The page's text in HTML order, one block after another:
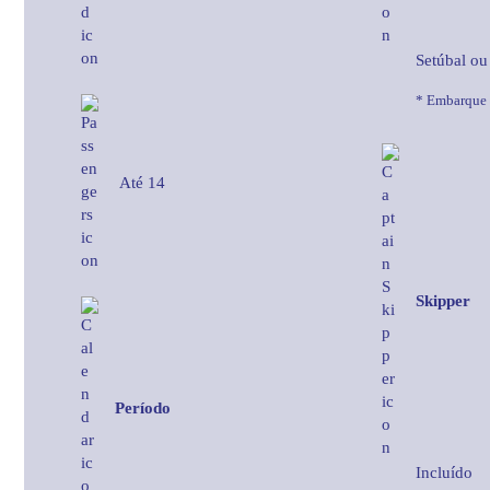
Até 14
Período
Setúbal
* Embarque
Skipper
Incluído